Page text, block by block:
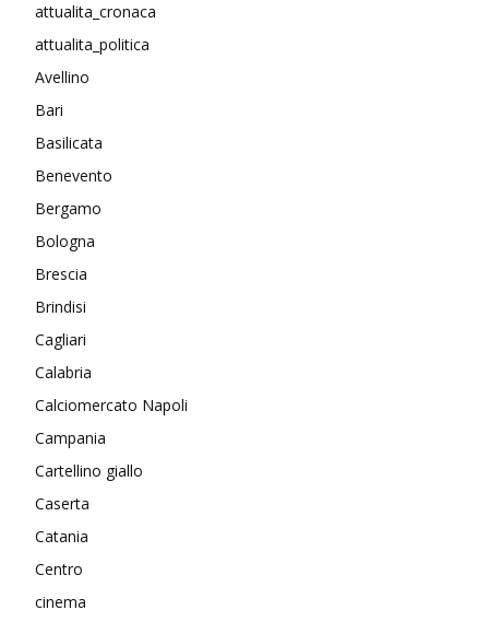
attualita_cronaca
attualita_politica
Avellino
Bari
Basilicata
Benevento
Bergamo
Bologna
Brescia
Brindisi
Cagliari
Calabria
Calciomercato Napoli
Campania
Cartellino giallo
Caserta
Catania
Centro
cinema